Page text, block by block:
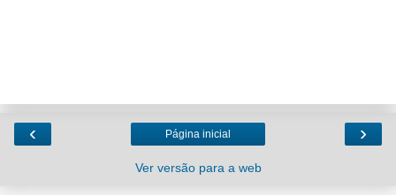
‹ ›
Página inicial
Ver versão para a web